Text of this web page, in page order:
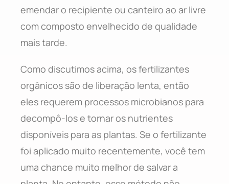
emendar o recipiente ou canteiro ao ar livre
com composto envelhecido de qualidade
mais tarde.
Como discutimos acima, os fertilizantes
orgânicos são de liberação lenta, então
eles requerem processos microbianos para
decompô-los e tornar os nutrientes
disponíveis para as plantas. Se o fertilizante
foi aplicado muito recentemente, você tem
uma chance muito melhor de salvar a